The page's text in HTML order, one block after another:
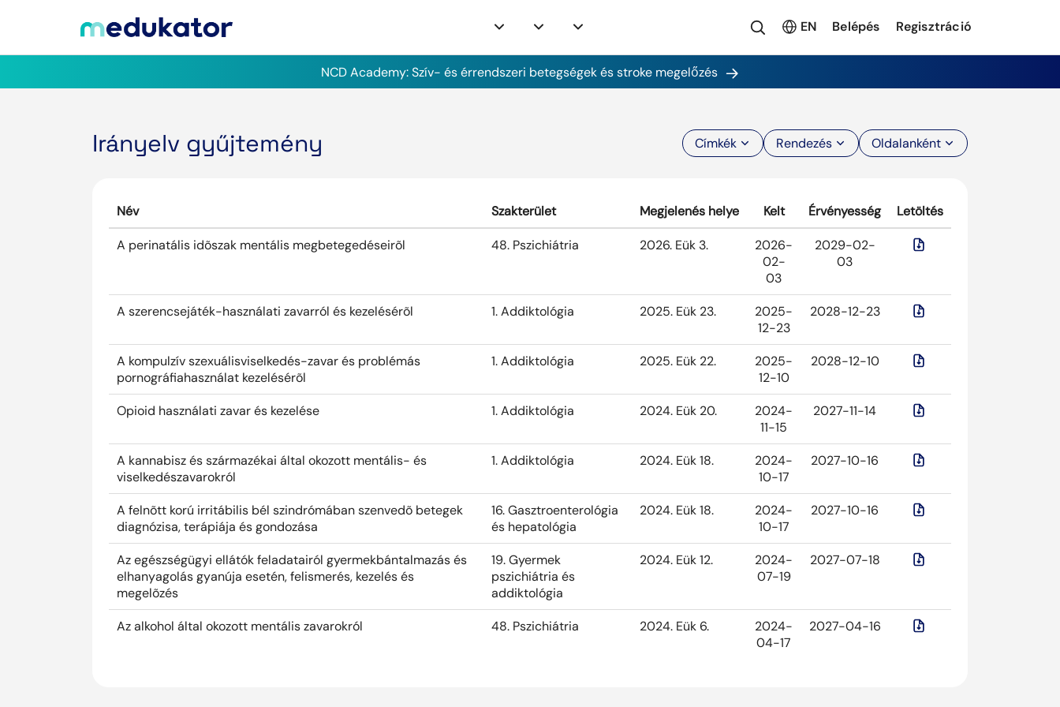
NCD Academy: Szív- és érrendszeri betegségek és stroke megelőzés
EN Belépés Regisztráció
Irányelv gyűjtemény Címkék Rendezés Oldalanként
Név Szakterület Megjelenés helye Kelt Érvényesség Letöltés
A perinatális idõszak mentális megbetegedéseirõl 48. Pszichiátria 2026. Eük 3.
2026-
02-
03
2029-02-
03
A szerencsejáték-használati zavarról és kezelésérõl 1. Addiktológia 2025. Eük 23.
2025-
12-23
2028-12-23
A kompulzív szexuálisviselkedés-zavar és problémás
pornográfiahasználat kezelésérõl
1. Addiktológia 2025. Eük 22.
2025-
12-10
2028-12-10
Opioid használati zavar és kezelése 1. Addiktológia 2024. Eük 20.
2024-
11-15
2027-11-14
A kannabisz és származékai által okozott mentális- és
viselkedészavarokról
1. Addiktológia 2024. Eük 18.
2024-
10-17
2027-10-16
A felnõtt korú irritábilis bél szindrómában szenvedõ betegek
diagnózisa, terápiája és gondozása
16. Gasztroenterológia
és hepatológia
2024. Eük 18.
2024-
10-17
2027-10-16
Az egészségügyi ellátók feladatairól gyermekbántalmazás és
elhanyagolás gyanúja esetén, felismerés, kezelés és
megelõzés
19. Gyermek
pszichiátria és
addiktológia
2024. Eük 12.
2024-
07-19
2027-07-18
Az alkohol által okozott mentális zavarokról 48. Pszichiátria 2024. Eük 6.
2024-
04-17
2027-04-16